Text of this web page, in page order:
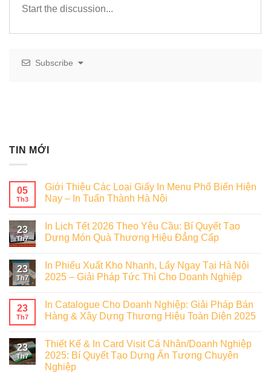
Subscribe
TIN MỚI
05
Th3
Giới Thiệu Các Loại Giấy In Menu Phổ Biến Hiện
Nay – In Tuấn Thành Hà Nội
23
Th7
In Lịch Tết 2026 Theo Yêu Cầu: Bí Quyết Tạo
Dựng Món Quà Thương Hiệu Đẳng Cấp
23
Th7
In Phiếu Xuất Kho Nhanh, Lấy Ngay Tại Hà Nội
2025 – Giải Pháp Tức Thì Cho Doanh Nghiệp
23
Th7
In Catalogue Cho Doanh Nghiệp: Giải Pháp Bán
Hàng & Xây Dựng Thương Hiệu Toàn Diện 2025
23
Th7
Thiết Kế & In Card Visit Cá Nhân/Doanh Nghiệp
2025: Bí Quyết Tạo Dựng Ấn Tượng Chuyên
Nghiệp